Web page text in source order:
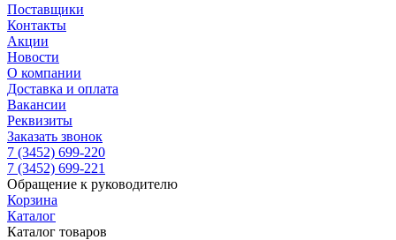
Поставщики
Контакты
Акции
Новости
О компании
Доставка и оплата
Вакансии
Реквизиты
Заказать звонок
7 (3452) 699-220
7 (3452) 699-221
Обращение к руководителю
Корзина
Каталог
Каталог товаров